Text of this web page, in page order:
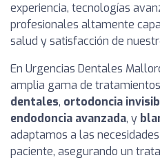
experiencia, tecnologías
profesionales altamente
salud y satisfacción de
En Urgencias Dentales
amplia gama de
dentales, ortodoncia
endodoncia avanzada, y
adaptamos a las
paciente, asegurando un